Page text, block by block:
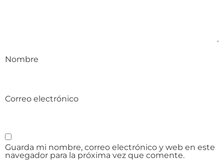
Nombre
Correo electrónico
Guarda mi nombre, correo electrónico y web en este
navegador para la próxima vez que comente.